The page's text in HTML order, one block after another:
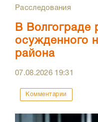
Расследования
В Волгограде
осужденного
района
07.08.2026 19:31
Комментарии